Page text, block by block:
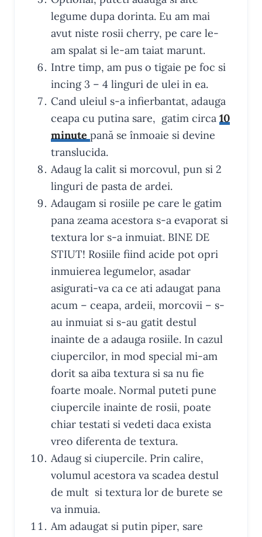
legume dupa dorinta. Eu am mai
avut niste rosii cherry, pe care le-
am spalat si le-am taiat marunt.
Intre timp, am pus o tigaie pe foc si
incing 3 – 4 linguri de ulei in ea.
Cand uleiul s-a infierbantat, adauga
ceapa cu putina sare, gatim circa 10
minute pană se înmoaie si devine
translucida.
Adaug la calit si morcovul, pun si 2
linguri de pasta de ardei.
Adaugam si rosiile pe care le gatim
pana zeama acestora s-a evaporat si
textura lor s-a inmuiat. BINE DE
STIUT! Rosiile fiind acide pot opri
inmuierea legumelor, asadar
asigurati-va ca ce ati adaugat pana
acum – ceapa, ardeii, morcovii – s-
au inmuiat si s-au gatit destul
inainte de a adauga rosiile. In cazul
ciupercilor, in mod special mi-am
dorit sa aiba textura si sa nu fie
foarte moale. Normal puteti pune
ciupercile inainte de rosii, poate
chiar testati si vedeti daca exista
vreo diferenta de textura.
Adaug si ciupercile. Prin calire,
volumul acestora va scadea destul
de mult si textura lor de burete se
va inmuia.
Am adaugat si putin piper, sare